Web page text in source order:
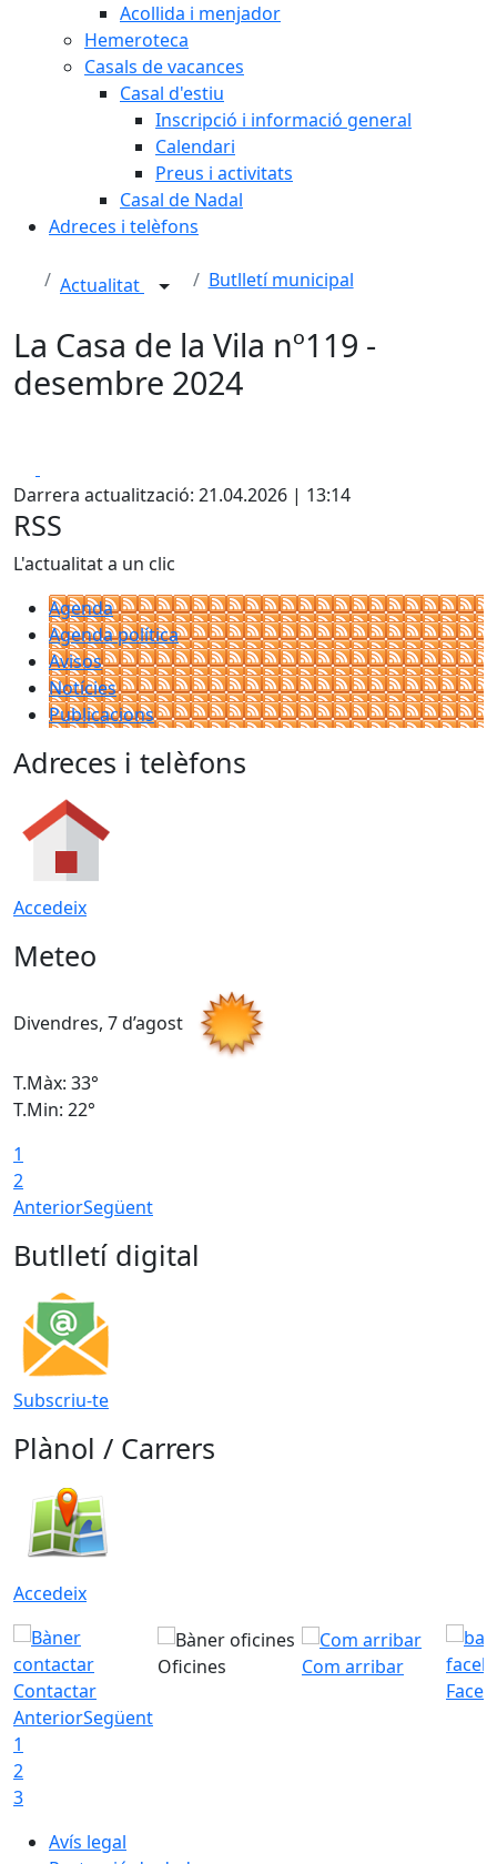
Acollida i menjador
Hemeroteca
Casals de vacances
Casal d'estiu
Inscripció i informació general
Calendari
Preus i activitats
Casal de Nadal
Adreces i telèfons
Actualitat Butlletí municipal
La Casa de la Vila nº119 -
desembre 2024
Darrera actualització: 21.04.2026 | 13:14
RSS
L'actualitat a un clic
Agenda
Agenda política
Avisos
Notícies
Publicacions
Adreces i telèfons
Accedeix
Meteo
Divendres, 7 d’agost
T.Màx: 33°
T.Min: 22°
1
2
AnteriorSegüent
Butlletí digital
Subscriu-te
Plànol / Carrers
Accedeix
Contactar
Oficines
Com arribar
AnteriorSegüent
1
2
3
Avís legal